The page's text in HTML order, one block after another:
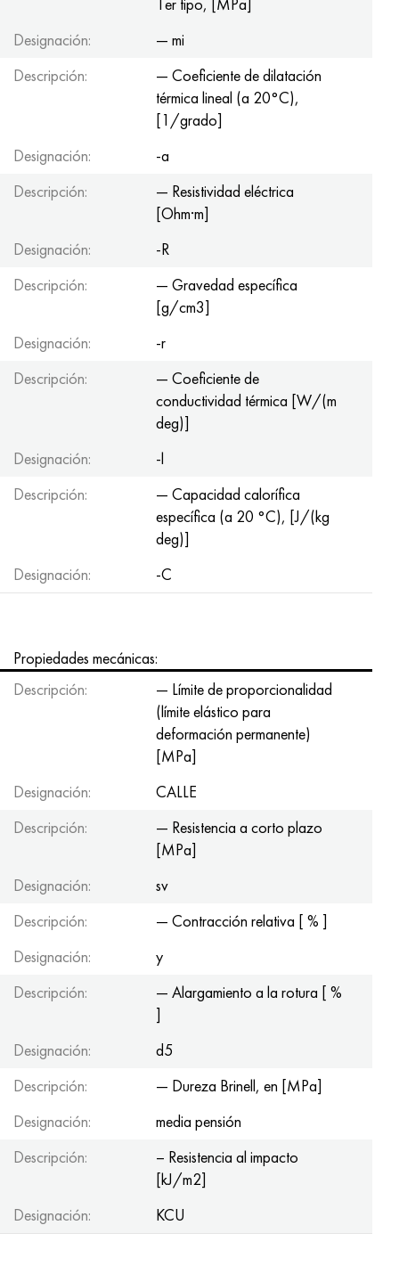
Designación:
— mi
Descripción:
— Coeficiente de dilatación
térmica lineal (a 20°С),
[1/grado]
Designación:
-a
Descripción:
— Resistividad eléctrica
[Ohm·m]
Designación:
-R
Descripción:
— Gravedad específica
[g/cm3]
Designación:
-r
Descripción:
— Coeficiente de
conductividad térmica [W/(m
deg)]
Designación:
-l
Descripción:
— Capacidad calorífica
específica (a 20 °C), [J/(kg
deg)]
Designación:
-C
Propiedades mecánicas:
Descripción:
— Límite de proporcionalidad
(límite elástico para
deformación permanente)
[MPa]
Designación:
CALLE
Descripción:
— Resistencia a corto plazo
[MPa]
Designación:
sv
Descripción:
— Contracción relativa [ % ]
Designación:
y
Descripción:
— Alargamiento a la rotura [ %
]
Designación:
d5
Descripción:
— Dureza Brinell, en [MPa]
Designación:
media pensión
Descripción:
– Resistencia al impacto
[kJ/m2]
Designación:
KCU